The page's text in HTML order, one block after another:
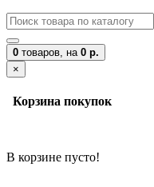
0 товаров, на 0 р.
×
Корзина покупок
В корзине пусто!